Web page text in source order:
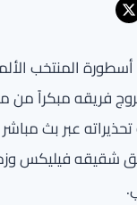
المنتخب
فريقه مبكراً
تحذيراته عبر بث
شقيقه فيليكس